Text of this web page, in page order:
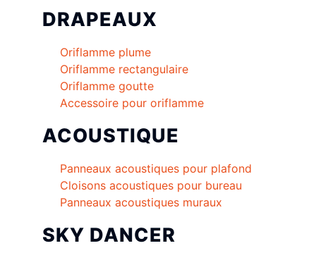
DRAPEAUX
Oriflamme plume
Oriflamme rectangulaire
Oriflamme goutte
Accessoire pour oriflamme
ACOUSTIQUE
Panneaux acoustiques pour plafond
Cloisons acoustiques pour bureau
Panneaux acoustiques muraux
SKY DANCER